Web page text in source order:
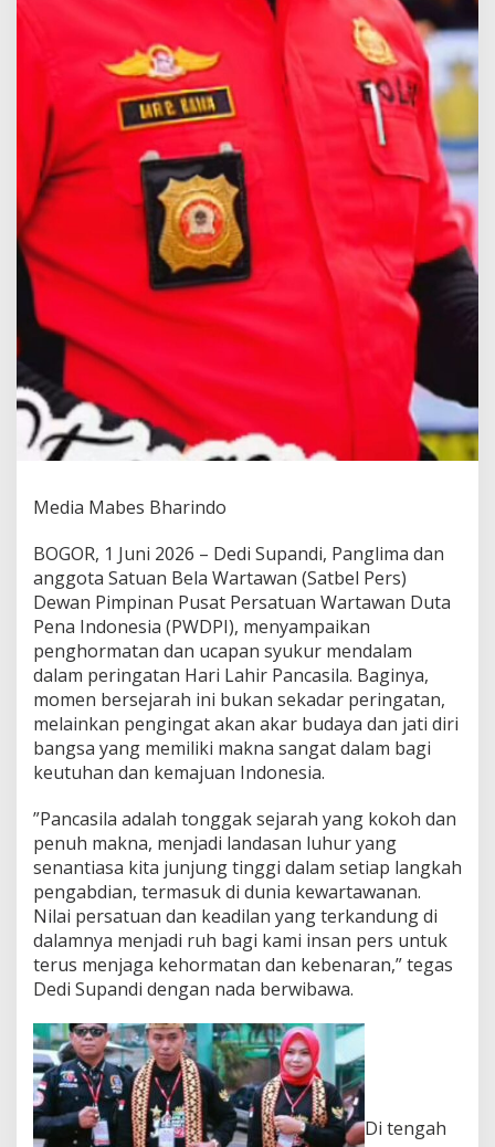
E
R
S
D
P
P
W
D
P
I
)
:
A
H
I
R
A
C
A
S
I
L
A
A
D
A
L
A
S
A
R
H
P
E
N
U
H
M
A
K
N
A
,
D
Media Mabes Bharindo
‎BOGOR, 1 Juni 2026 – Dedi Supandi, Panglima dan
anggota Satuan Bela Wartawan (Satbel Pers)
Dewan Pimpinan Pusat Persatuan Wartawan Duta
Pena Indonesia (PWDPI), menyampaikan
penghormatan dan ucapan syukur mendalam
dalam peringatan Hari Lahir Pancasila. Baginya,
momen bersejarah ini bukan sekadar peringatan,
melainkan pengingat akan akar budaya dan jati diri
bangsa yang memiliki makna sangat dalam bagi
keutuhan dan kemajuan Indonesia.
‎”Pancasila adalah tonggak sejarah yang kokoh dan
penuh makna, menjadi landasan luhur yang
senantiasa kita junjung tinggi dalam setiap langkah
pengabdian, termasuk di dunia kewartawanan.
Nilai persatuan dan keadilan yang terkandung di
dalamnya menjadi ruh bagi kami insan pers untuk
terus menjaga kehormatan dan kebenaran,” tegas
Dedi Supandi dengan nada berwibawa.
Di tengah